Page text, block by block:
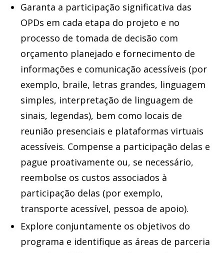
Garanta a participação significativa das
OPDs em cada etapa do projeto e no
processo de tomada de decisão com
orçamento planejado e fornecimento de
informações e comunicação acessíveis (por
exemplo, braile, letras grandes, linguagem
simples, interpretação de linguagem de
sinais, legendas), bem como locais de
reunião presenciais e plataformas virtuais
acessíveis. Compense a participação delas e
pague proativamente ou, se necessário,
reembolse os custos associados à
participação delas (por exemplo,
transporte acessível, pessoa de apoio).
Explore conjuntamente os objetivos do
programa e identifique as áreas de parceria